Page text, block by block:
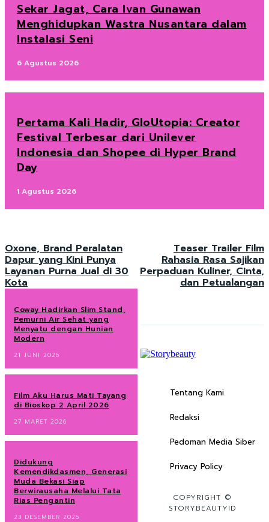
Sekar Jagat, Cara Ivan Gunawan
Menghidupkan Wastra Nusantara dalam
Instalasi Seni
6 Agustus 2026
Pertama Kali Hadir, GloUtopia: Creator
Festival Terbesar dari Unilever
Indonesia dan Shopee di Hyper Brand
Day
1 Agustus 2026
Oxone, Brand Peralatan
Dapur yang Kini Punya
Layanan Purna Jual di 30
Kota
Teaser Trailer Film
Rahasia Rasa Sajikan
Perpaduan Kuliner, Cinta,
dan Petualangan
Coway Hadirkan Slim Stand,
Pemurni Air Sehat yang
Menyatu dengan Hunian
Modern
21 JUNI 2026
Film Aku Harus Mati Tayang
di Bioskop 2 April 2026
27 MARET 2026
Didukung
Kemendikdasmen, Generasi
Muda Bekasi Siap
Berwirausaha Melalui Tata
Rias Pengantin
23 DESEMBER 2025
Tentang Kami
Redaksi
Pedoman Media Siber
Privacy Policy
COPYRIGHT ©
STORYBEAUTYID